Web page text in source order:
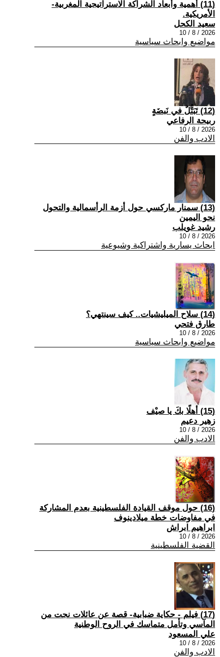
(11) أهمية وأبعاد الشراكة الاستراتيجية المغربية-
الأمريكية.
سعيد الكحل
2026 / 8 / 10
مواضيع وابحاث سياسية
(12) تَبَتُّلٌ في نَبضَةٍ
ربيحة الرفاعي
2026 / 8 / 10
الادب والفن
(13) سمنار ماركسي حول أزمة الرأسمالية والتحول
نحو اليمين
رشيد غويلب
2026 / 8 / 10
ابحاث يسارية واشتراكية وشيوعية
(14) سلاح الميليشيات.. كيف سينتهي؟
طارق فتحي
2026 / 8 / 10
مواضيع وابحاث سياسية
(15) أهلًا بكَ يا صيْف
زهير دعيم
2026 / 8 / 10
الادب والفن
(16) حول موقف القيادة الفلسطينية بعدم المشاركة
في مفاوضات خطة ميلادينوف
ابراهيم ابراش
2026 / 8 / 10
القضية الفلسطينية
(17) فيلم - حكاية ضبابية- قصة عن عائلات نجت من
المآسي وتأمل متماسك في الروح الوطنية
علي المسعود
2026 / 8 / 10
الادب والفن